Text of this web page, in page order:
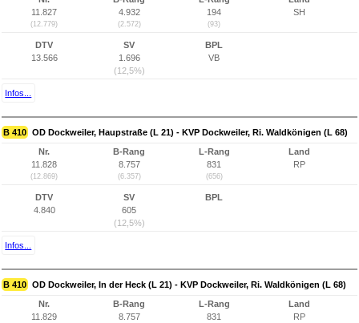
11.827
(12.779)
4.932
(2.572)
194
(93)
SH
DTV
13.566
SV
1.696
(12,5%)
BPL
VB
Infos...
B 410 OD Dockweiler, Haupstraße (L 21) - KVP Dockweiler, Ri. Waldkönigen (L 68)
Nr.
11.828
(12.869)
B-Rang
8.757
(6.357)
L-Rang
831
(656)
Land
RP
DTV
4.840
SV
605
(12,5%)
BPL
Infos...
B 410 OD Dockweiler, In der Heck (L 21) - KVP Dockweiler, Ri. Waldkönigen (L 68)
Nr.
11.829
B-Rang
8.757
L-Rang
831
Land
RP